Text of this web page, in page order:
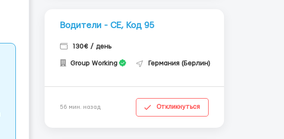
Водители - СЕ, Код 95
130€ / день
Group Working Германия (Берлин)
56 мин. назад Откликнуться